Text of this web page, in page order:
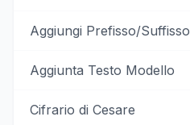
Aggiungi Prefisso/Suffisso
Aggiunta Testo Modello
Cifrario di Cesare